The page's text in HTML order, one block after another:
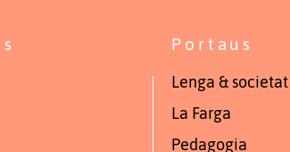
Portaus
Lenga & societat
La Farga
Pedagogia